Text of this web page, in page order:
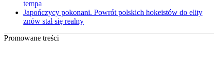
tempa
Japończycy pokonani. Powrót polskich hokeistów do elity
znów stał się realny
Promowane treści